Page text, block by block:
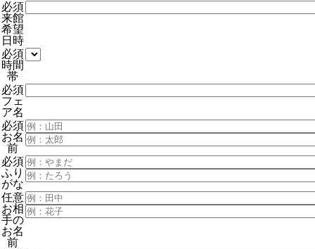
必須
来館
希望
日時
必須
時間
帯
必須
フェ
ア名
必須
お名
前
必須
ふり
がな
任意
お相
手の
お名
前